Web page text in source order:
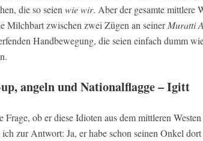
die so seien wie wir. Aber der gesamte mittlere
Milchbart zwischen zwei Zügen an seinerMuratti
Handbewegung, die seien einfach dumm
angeln und Nationalflagge – Igitt
Frage, ob er diese Idioten aus dem mittleren
zur Antwort: Ja, er habe schon seinen Onkel